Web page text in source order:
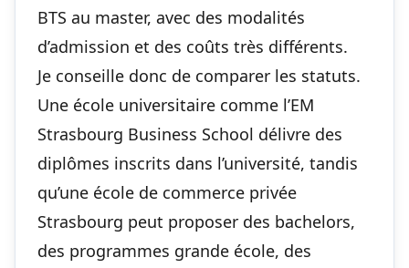
BTS au master, avec des modalités
d’admission et des coûts très différents.
Je conseille donc de comparer les statuts.
Une école universitaire comme l’EM
Strasbourg Business School délivre des
diplômes inscrits dans l’université, tandis
qu’une école de commerce privée
Strasbourg peut proposer des bachelors,
des programmes grande école, des